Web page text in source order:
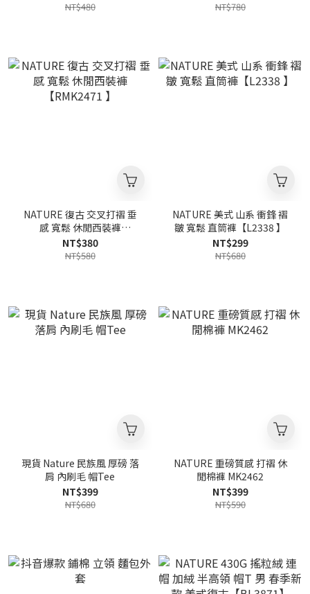
NT$480 NT$780
NATURE 復古 交叉打褶 垂
感 寬鬆 休閒西裝褲
【RMK2471 】
NT$380
NT$580
NATURE 美式 山系 衝鋒 褶
皺 寬鬆 直筒褲【L2338 】
NT$299
NT$680
現貨 Nature 民族風 厚磅 落
肩 內刷毛 帽Tee
NT$399
NT$680
NATURE 重磅質感 打褶 休
閒棉褲 MK2462
NT$399
NT$590